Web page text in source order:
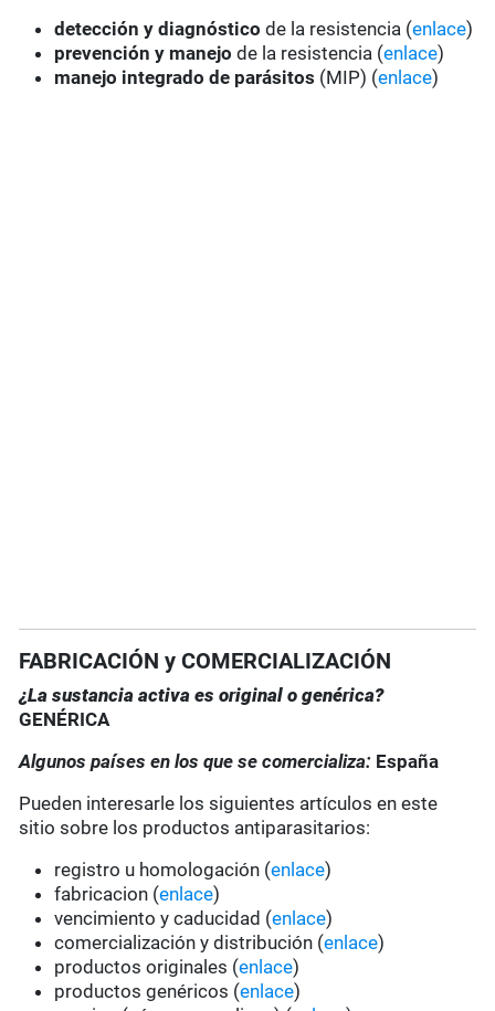
detección y diagnóstico de la resistencia (enlace)
prevención y manejo de la resistencia (enlace)
manejo integrado de parásitos (MIP) (enlace)
FABRICACIÓN y COMERCIALIZACIÓN
¿La sustancia activa es original o genérica?
GENÉRICA
Algunos países en los que se comercializa: España
Pueden interesarle los siguientes artículos en este
sitio sobre los productos antiparasitarios:
registro u homologación (enlace)
fabricacion (enlace)
vencimiento y caducidad (enlace)
comercialización y distribución (enlace)
productos originales (enlace)
productos genéricos (enlace)